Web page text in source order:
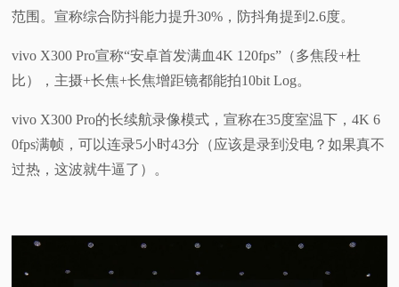
范围。宣称综合防抖能力提升30%，防抖角提到2.6度。
vivo X300 Pro宣称“安卓首发满血4K 120fps”（多焦段+杜
比），主摄+长焦+长焦增距镜都能拍10bit Log。
vivo X300 Pro的长续航录像模式，宣称在35度室温下，4K 6
0fps满帧，可以连录5小时43分（应该是录到没电？如果真不
过热，这波就牛逼了）。